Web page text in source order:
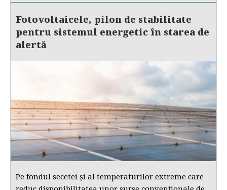
Fotovoltaicele, pilon de stabilitate
pentru sistemul energetic în starea de
alertă
Pe fondul secetei și al temperaturilor extreme care